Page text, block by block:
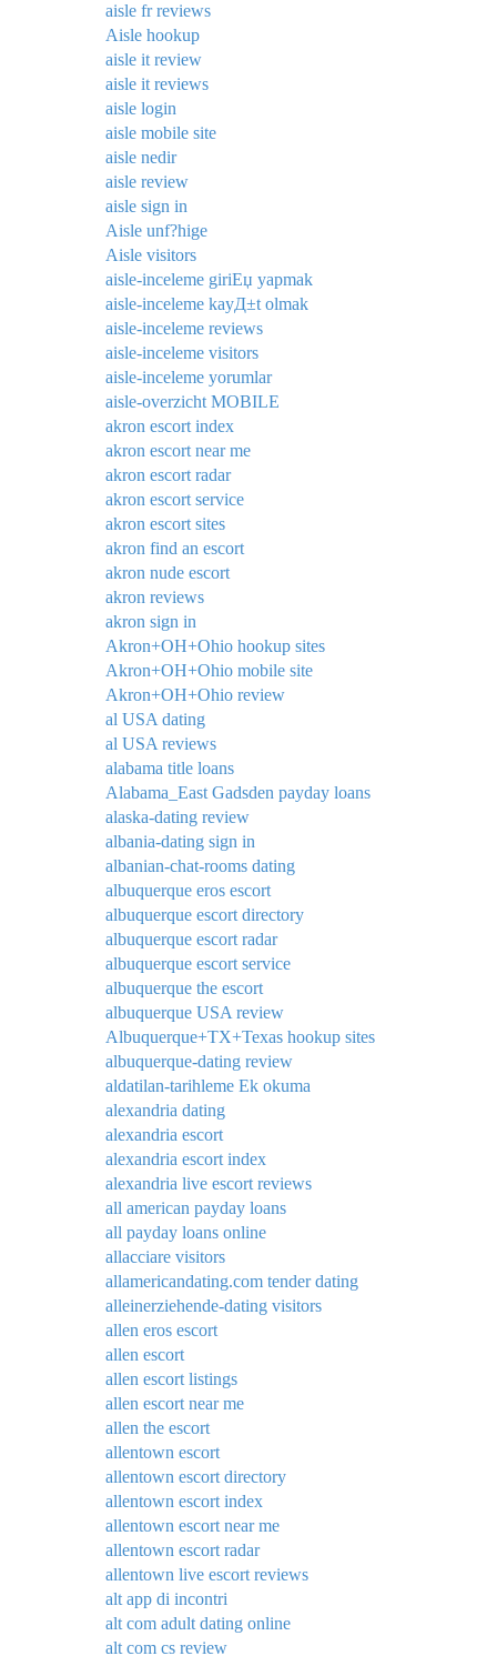
aisle fr reviews
Aisle hookup
aisle it review
aisle it reviews
aisle login
aisle mobile site
aisle nedir
aisle review
aisle sign in
Aisle unf?hige
Aisle visitors
aisle-inceleme giriЕџ yapmak
aisle-inceleme kayД±t olmak
aisle-inceleme reviews
aisle-inceleme visitors
aisle-inceleme yorumlar
aisle-overzicht MOBILE
akron escort index
akron escort near me
akron escort radar
akron escort service
akron escort sites
akron find an escort
akron nude escort
akron reviews
akron sign in
Akron+OH+Ohio hookup sites
Akron+OH+Ohio mobile site
Akron+OH+Ohio review
al USA dating
al USA reviews
alabama title loans
Alabama_East Gadsden payday loans
alaska-dating review
albania-dating sign in
albanian-chat-rooms dating
albuquerque eros escort
albuquerque escort directory
albuquerque escort radar
albuquerque escort service
albuquerque the escort
albuquerque USA review
Albuquerque+TX+Texas hookup sites
albuquerque-dating review
aldatilan-tarihleme Ek okuma
alexandria dating
alexandria escort
alexandria escort index
alexandria live escort reviews
all american payday loans
all payday loans online
allacciare visitors
allamericandating.com tender dating
alleinerziehende-dating visitors
allen eros escort
allen escort
allen escort listings
allen escort near me
allen the escort
allentown escort
allentown escort directory
allentown escort index
allentown escort near me
allentown escort radar
allentown live escort reviews
alt app di incontri
alt com adult dating online
alt com cs review